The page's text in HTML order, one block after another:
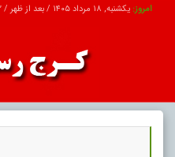
امروز: یکشنبه, ۱۸ مرداد ۱۴۰۵ / بعد از ظهر /